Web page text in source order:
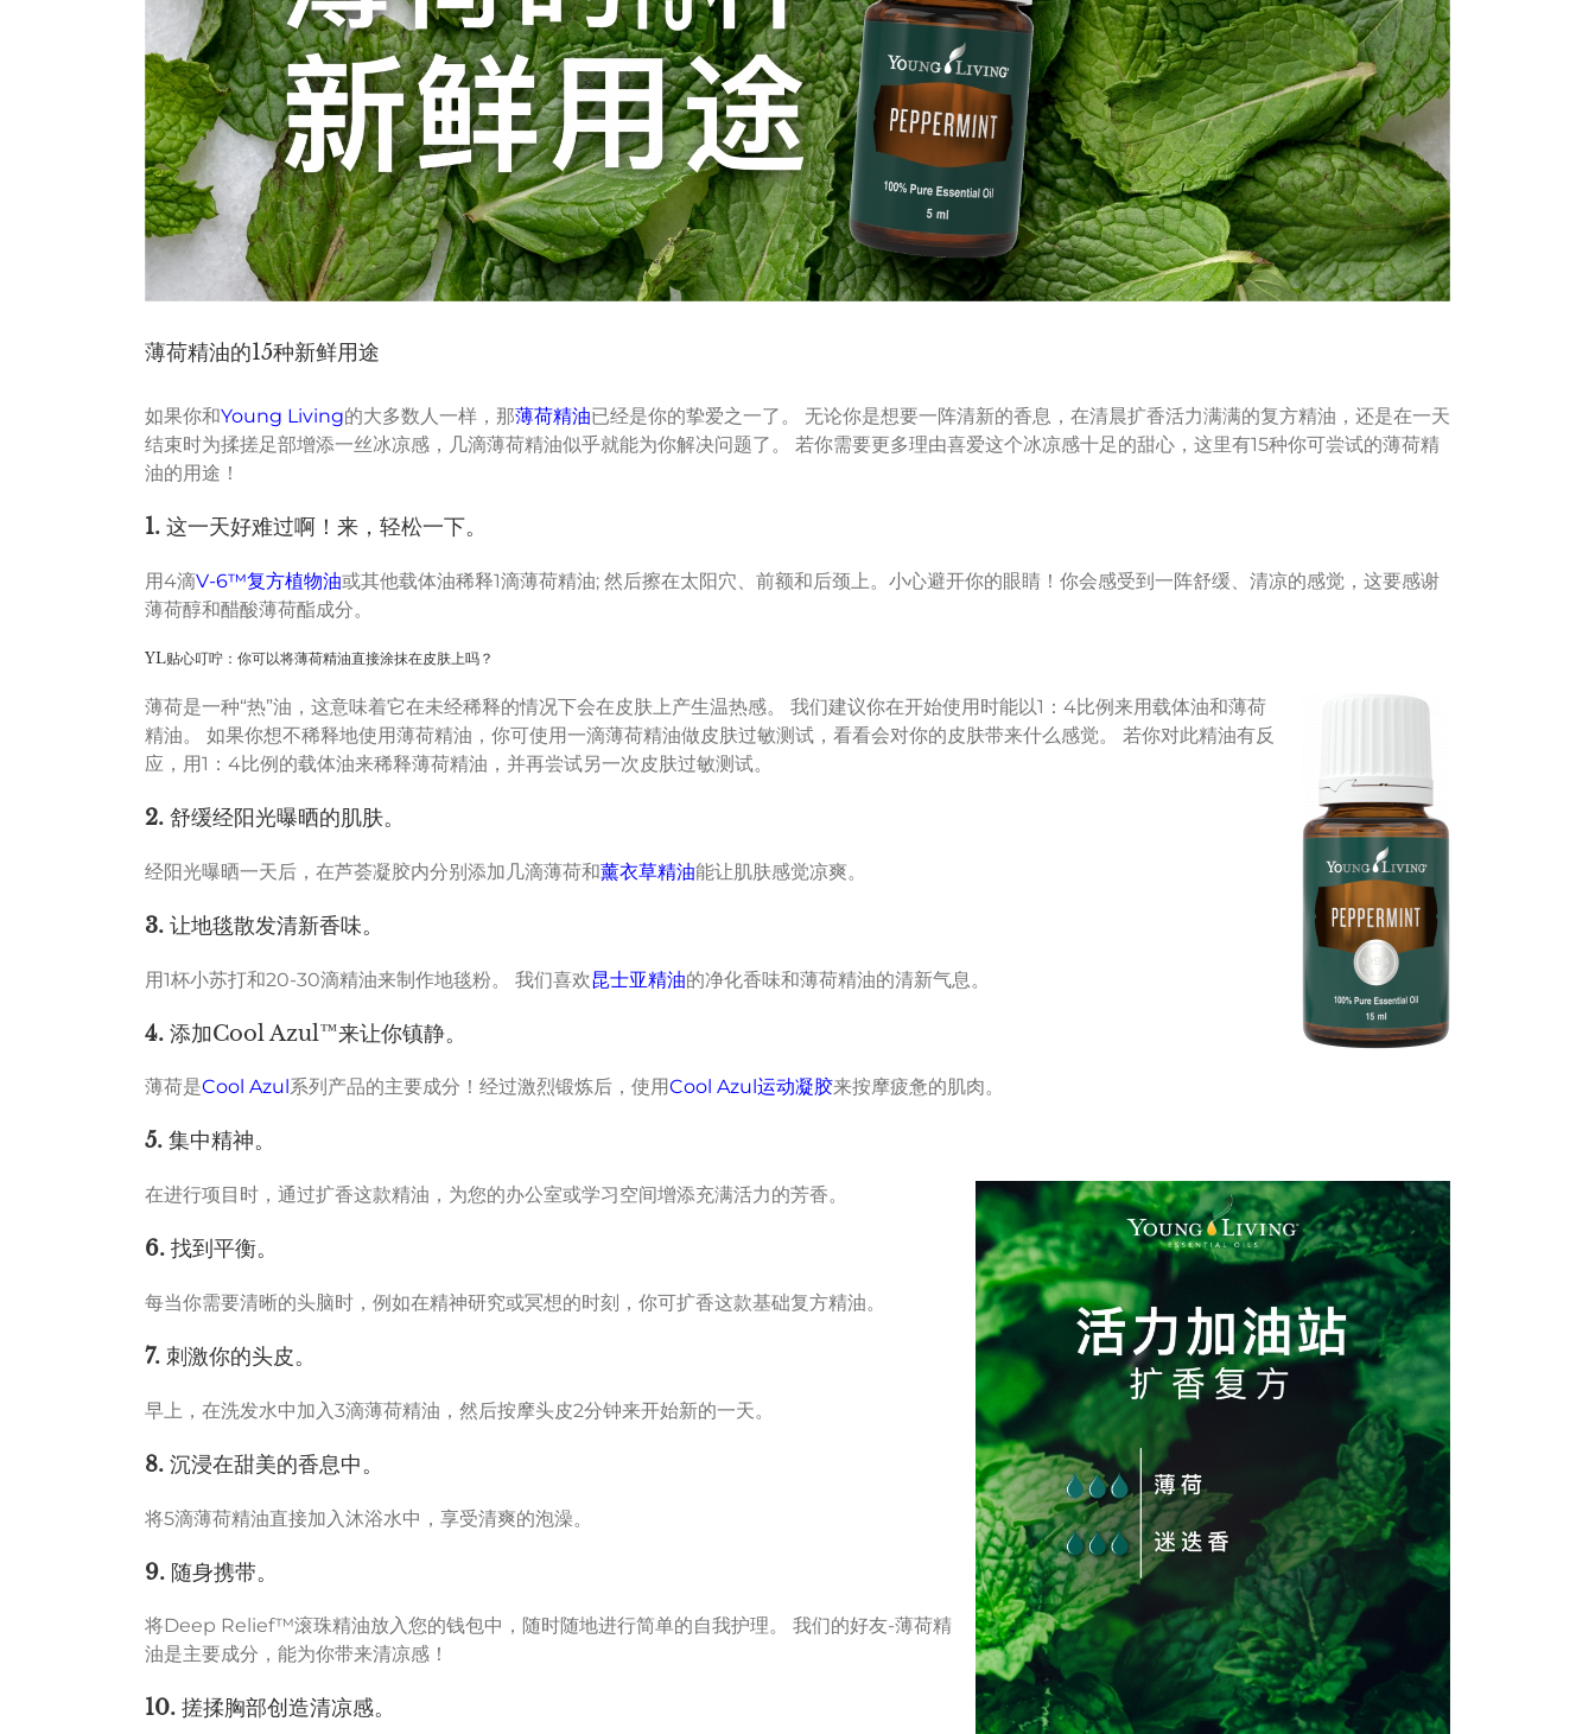
薄荷精油的15种新鲜用途
如果你和Young Living的大多数人一样，那薄荷精油已经是你的挚爱之一了。 无论你是想要一阵清新的香息，在清晨扩香活力满满的复方精油，还是在一天
结束时为揉搓足部增添一丝冰凉感，几滴薄荷精油似乎就能为你解决问题了。 若你需要更多理由喜爱这个冰凉感十足的甜心，这里有15种你可尝试的薄荷精
油的用途！
1. 这一天好难过啊！来，轻松一下。
用4滴V-6™复方植物油或其他载体油稀释1滴薄荷精油; 然后擦在太阳穴、前额和后颈上。小心避开你的眼睛！你会感受到一阵舒缓、清凉的感觉，这要感谢
薄荷醇和醋酸薄荷酯成分。
YL贴心叮咛：你可以将薄荷精油直接涂抹在皮肤上吗？
薄荷是一种“热”油，这意味着它在未经稀释的情况下会在皮肤上产生温热感。 我们建议你在开始使用时能以1：4比例来用载体油和薄荷
精油。 如果你想不稀释地使用薄荷精油，你可使用一滴薄荷精油做皮肤过敏测试，看看会对你的皮肤带来什么感觉。 若你对此精油有反
应，用1：4比例的载体油来稀释薄荷精油，并再尝试另一次皮肤过敏测试。
2. 舒缓经阳光曝晒的肌肤。
经阳光曝晒一天后，在芦荟凝胶内分别添加几滴薄荷和薰衣草精油能让肌肤感觉凉爽。
3. 让地毯散发清新香味。
用1杯小苏打和20-30滴精油来制作地毯粉。 我们喜欢昆士亚精油的净化香味和薄荷精油的清新气息。
4. 添加Cool Azul™来让你镇静。
薄荷是Cool Azul 系列产品的主要成分！经过激烈锻炼后，使用Cool Azul运动凝胶来按摩疲惫的肌肉。
5. 集中精神。
在进行项目时，通过扩香这款精油，为您的办公室或学习空间增添充满活力的芳香。
6. 找到平衡。
每当你需要清晰的头脑时，例如在精神研究或冥想的时刻，你可扩香这款基础复方精油。
7. 刺激你的头皮。
早上，在洗发水中加入3滴薄荷精油，然后按摩头皮2分钟来开始新的一天。
8. 沉浸在甜美的香息中。
将5滴薄荷精油直接加入沐浴水中，享受清爽的泡澡。
9. 随身携带。
将Deep Relief™滚珠精油放入您的钱包中，随时随地进行简单的自我护理。 我们的好友-薄荷精
油是主要成分，能为你带来清凉感！
10. 搓揉胸部创造清凉感。